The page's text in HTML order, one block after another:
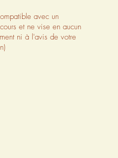
avec un
et ne vise en aucun
ni à l'avis de votre